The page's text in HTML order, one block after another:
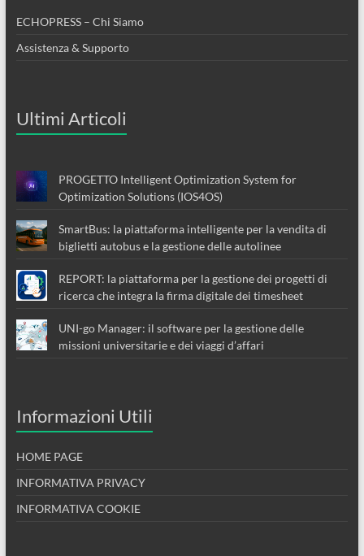
ECHOPRESS – Chi Siamo
Assistenza & Supporto
Ultimi Articoli
PROGETTO Intelligent Optimization System for
Optimization Solutions (IOS4OS)
SmartBus: la piattaforma intelligente per la vendita di
biglietti autobus e la gestione delle autolinee
REPORT: la piattaforma per la gestione dei progetti di
ricerca che integra la firma digitale dei timesheet
UNI-go Manager: il software per la gestione delle
missioni universitarie e dei viaggi d’affari
Informazioni Utili
HOME PAGE
INFORMATIVA PRIVACY
INFORMATIVA COOKIE